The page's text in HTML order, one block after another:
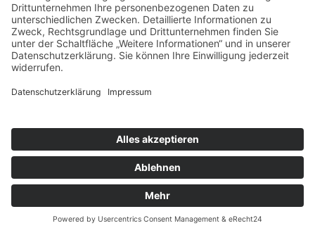
Copyright © 2022–2026 DGEG Medien GmbH.
Alle Rechte vorbehalten.